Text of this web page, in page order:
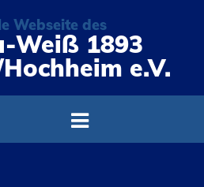
Webseite des
Weiß 1893
e.V.